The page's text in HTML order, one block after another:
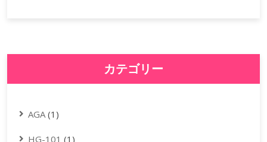
カテゴリー
AGA(1)
HG-101 (1)